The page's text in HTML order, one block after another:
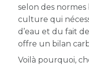
selon des
culture qui
d’eau et du fait
offre un bilan
Voilà pourquoi,